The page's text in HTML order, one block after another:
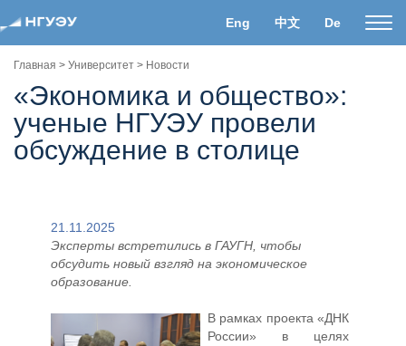
Eng 中文 De
Главная > Университет > Новости
«Экономика и общество»:
ученые НГУЭУ провели
обсуждение в столице
21.11.2025
Эксперты встретились в ГАУГН, чтобы
обсудить новый взгляд на экономическое
образование.
В рамках проекта «ДНК
России» в целях